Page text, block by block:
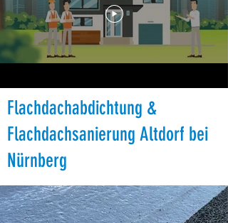
Flachdachabdichtung &
Flachdachsanierung Altdorf bei
Nürnberg